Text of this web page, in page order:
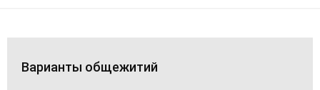
Варианты общежитий